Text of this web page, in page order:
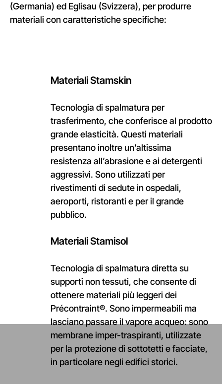
(Germania) ed Eglisau (Svizzera), per produrre
materiali con caratteristiche specifiche:
MaterialiStamskin
Tecnologia di spalmatura per
trasferimento, che conferisce al prodotto
grande elasticità. Questi materiali
presentano inoltre un’altissima
resistenza all’abrasione e ai detergenti
aggressivi. Sono utilizzati per
rivestimenti di sedute in ospedali,
aeroporti, ristoranti e per il grande
pubblico.
MaterialiStamisol
Tecnologia di spalmatura diretta su
supporti non tessuti, che consente di
ottenere materiali più leggeri dei
Précontraint®. Sono impermeabili ma
lasciano passare il vapore acqueo: sono
membrane imper-traspiranti, utilizzate
per la protezione di sottotetti e facciate,
in particolare negli edifici storici.